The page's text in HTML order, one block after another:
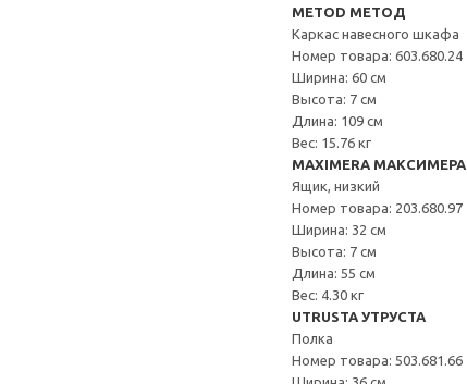
METOD МЕТОД
Каркас навесного шкафа
Номер товара: 603.680.24
Ширина: 60 см
Высота: 7 см
Длина: 109 см
Вес: 15.76 кг
MAXIMERA МАКСИМЕРА
Ящик, низкий
Номер товара: 203.680.97
Ширина: 32 см
Высота: 7 см
Длина: 55 см
Вес: 4.30 кг
UTRUSTA УТРУСТА
Полка
Номер товара: 503.681.66